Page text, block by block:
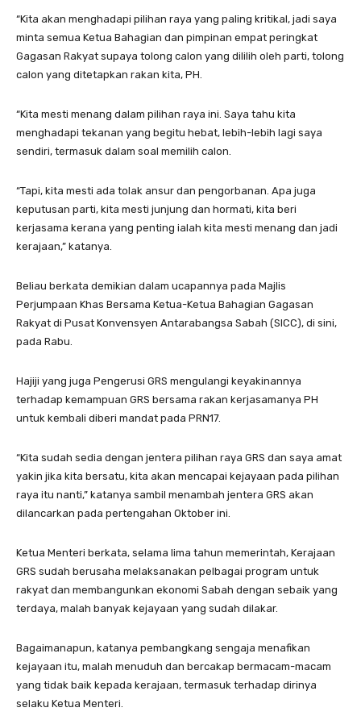
“Kita akan menghadapi pilihan raya yang paling kritikal, jadi saya
minta semua Ketua Bahagian dan pimpinan empat peringkat
Gagasan Rakyat supaya tolong calon yang dililih oleh parti, tolong
calon yang ditetapkan rakan kita, PH.
“Kita mesti menang dalam pilihan raya ini. Saya tahu kita
menghadapi tekanan yang begitu hebat, lebih-lebih lagi saya
sendiri, termasuk dalam soal memilih calon.
“Tapi, kita mesti ada tolak ansur dan pengorbanan. Apa juga
keputusan parti, kita mesti junjung dan hormati, kita beri
kerjasama kerana yang penting ialah kita mesti menang dan jadi
kerajaan,” katanya.
Beliau berkata demikian dalam ucapannya pada Majlis
Perjumpaan Khas Bersama Ketua-Ketua Bahagian Gagasan
Rakyat di Pusat Konvensyen Antarabangsa Sabah (SICC), di sini,
pada Rabu.
Hajiji yang juga Pengerusi GRS mengulangi keyakinannya
terhadap kemampuan GRS bersama rakan kerjasamanya PH
untuk kembali diberi mandat pada PRN17.
“Kita sudah sedia dengan jentera pilihan raya GRS dan saya amat
yakin jika kita bersatu, kita akan mencapai kejayaan pada pilihan
raya itu nanti,” katanya sambil menambah jentera GRS akan
dilancarkan pada pertengahan Oktober ini.
Ketua Menteri berkata, selama lima tahun memerintah, Kerajaan
GRS sudah berusaha melaksanakan pelbagai program untuk
rakyat dan membangunkan ekonomi Sabah dengan sebaik yang
terdaya, malah banyak kejayaan yang sudah dilakar.
Bagaimanapun, katanya pembangkang sengaja menafikan
kejayaan itu, malah menuduh dan bercakap bermacam-macam
yang tidak baik kepada kerajaan, termasuk terhadap dirinya
selaku Ketua Menteri.